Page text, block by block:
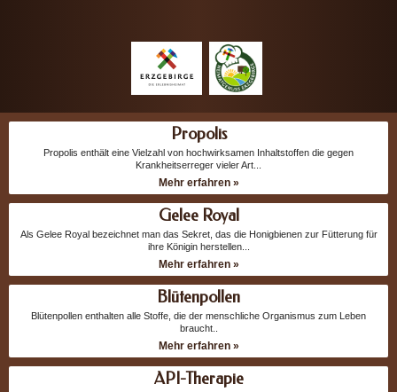
Propolis
Propolis enthält eine Vielzahl von hochwirksamen Inhaltstoffen die gegen
Krankheitserreger vieler Art...
Mehr erfahren »
Gelee Royal
Als Gelee Royal bezeichnet man das Sekret, das die Honigbienen zur Fütterung für
ihre Königin herstellen...
Mehr erfahren »
Blütenpollen
Blütenpollen enthalten alle Stoffe, die der menschliche Organismus zum Leben
braucht..
Mehr erfahren »
API-Therapie